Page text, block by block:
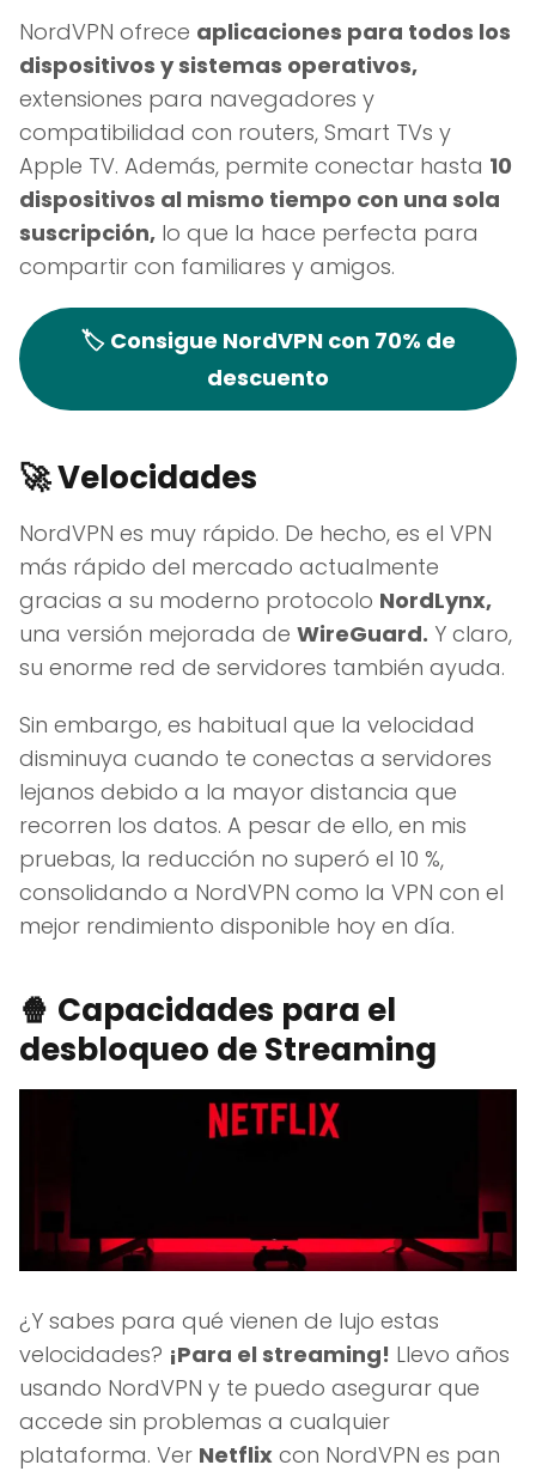
NordVPN ofrece aplicaciones para todos los
dispositivos y sistemas operativos,
extensiones para navegadores y
compatibilidad con routers, Smart TVs y
Apple TV. Además, permite conectar hasta 10
dispositivos al mismo tiempo con una sola
suscripción, lo que la hace perfecta para
compartir con familiares y amigos.
🏷️ Consigue NordVPN con 70% de
descuento
🚀Velocidades
NordVPN es muy rápido. De hecho, es el VPN
más rápido del mercado actualmente
gracias a su moderno protocolo NordLynx,
una versión mejorada de WireGuard. Y claro,
su enorme red de servidores también ayuda.
Sin embargo, es habitual que la velocidad
disminuya cuando te conectas a servidores
lejanos debido a la mayor distancia que
recorren los datos. A pesar de ello, en mis
pruebas, la reducción no superó el 10 %,
consolidando a NordVPN como la VPN con el
mejor rendimiento disponible hoy en día.
🍿 Capacidades para el
desbloqueo de Streaming
¿Y sabes para qué vienen de lujo estas
velocidades? ¡Para el streaming! Llevo años
usando NordVPN y te puedo asegurar que
accede sin problemas a cualquier
plataforma. Ver Netflix con NordVPN es pan